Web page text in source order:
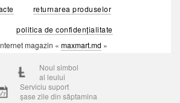
returnarea produselor
politica de confidențialitate
magazin « maxmart.md »
Noul simbol
al leului
Serviciu suport
șase zile din săptamina